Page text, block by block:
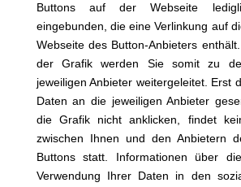
Buttons auf der Webseite
eingebunden, die eine Verlinkung auf
Webseite des Button-Anbieters
der Grafik werden Sie somit zu
jeweiligen Anbieter weitergeleitet. Erst
Daten an die jeweiligen Anbieter
die Grafik nicht anklicken, findet
zwischen Ihnen und den Anbietern
Buttons statt. Informationen über
Verwendung Ihrer Daten in den